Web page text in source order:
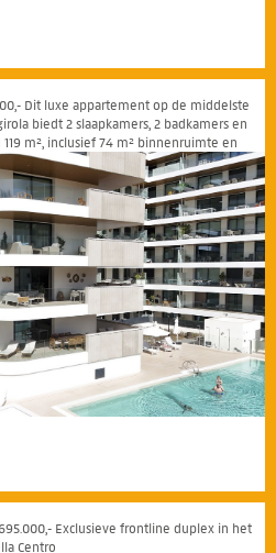
Dit luxe appartement op de middelste
biedt 2 slaapkamers, 2 badkamers en
m², inclusief 74 m² binnenruimte en
van 65 m². I
Exclusieve frontline duplex in het
Centro